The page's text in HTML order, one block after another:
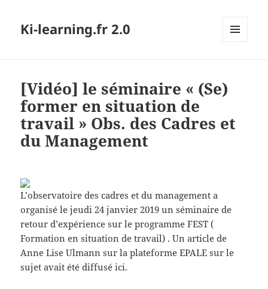
Ki-learning.fr 2.0
[Vidéo] le séminaire « (Se)
former en situation de
travail » Obs. des Cadres et
du Management
L’observatoire des cadres et du management a
organisé le jeudi 24 janvier 2019 un séminaire de
retour d’expérience sur le programme FEST (
Formation en situation de travail) . Un article de
Anne Lise Ulmann sur la plateforme EPALE sur le
sujet avait été diffusé ici.